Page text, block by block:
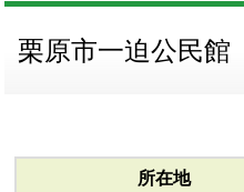
栗原市一迫公民館
所在地